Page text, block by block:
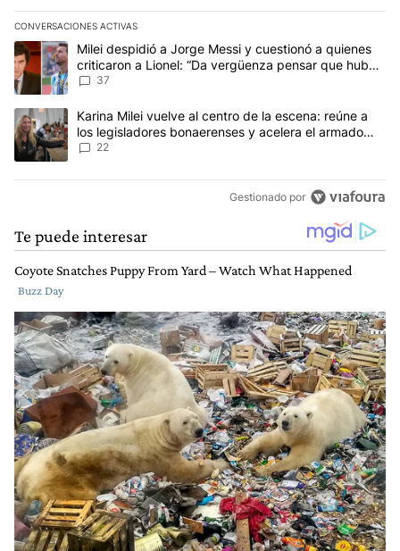
CONVERSACIONES ACTIVAS
Este listado muestra los artículos con más comentarios en los
Un artículo de tendencia con el título "Milei despidió a Jorge
Milei despidió a Jorge Messi y cuestionó a quienes
criticaron a Lionel: “Da vergüenza pensar que hubo
anti-Messi”
37
Un artículo de tendencia con el título "Karina Milei vuelve al
Karina Milei vuelve al centro de la escena: reúne a
los legisladores bonaerenses y acelera el armado
para 2027
22
Gestionado por